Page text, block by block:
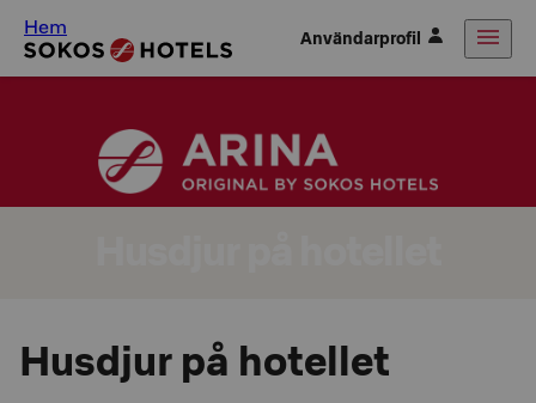
Hem Användarprofil
Husdjur på hotellet